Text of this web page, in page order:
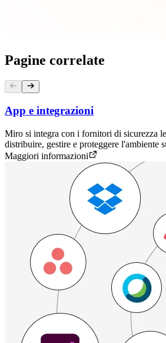
Pagine correlate
App e integrazioni
Miro si integra con i fornitori di sicurezza
distribuire, gestire e proteggere l'ambiente
Maggiori informazioni